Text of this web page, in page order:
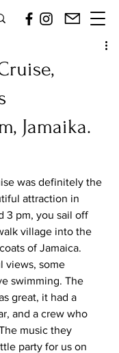
Jamaika.
was definitely the
attraction in
3 pm, you sail off
village into the
of Jamaica.
views, some
swimming. The
great, it had a
and a crew who
music they
party for us on